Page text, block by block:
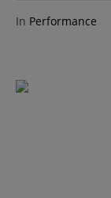
In Performance